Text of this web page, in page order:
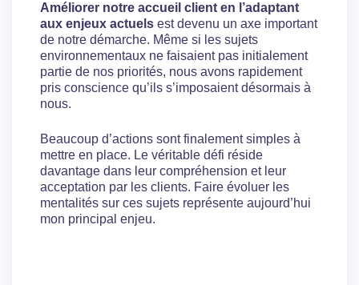
Améliorer notre accueil client en l’adaptant
aux enjeux actuels est devenu un axe important
de notre démarche. Même si les sujets
environnementaux ne faisaient pas initialement
partie de nos priorités, nous avons rapidement
pris conscience qu’ils s’imposaient désormais à
nous.
Beaucoup d’actions sont finalement simples à
mettre en place. Le véritable défi réside
davantage dans leur compréhension et leur
acceptation par les clients. Faire évoluer les
mentalités sur ces sujets représente aujourd’hui
mon principal enjeu.